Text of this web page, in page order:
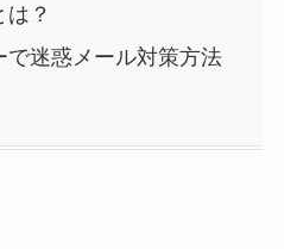
は？
で迷惑メール対策方法